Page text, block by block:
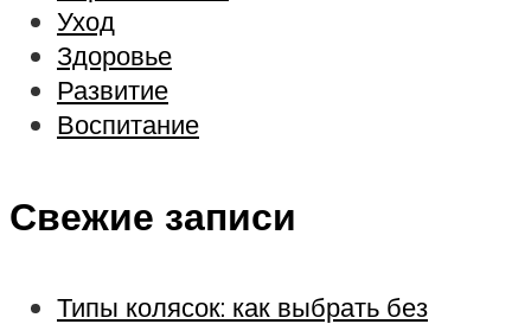
Уход
Здоровье
Развитие
Воспитание
Свежие записи
Типы колясок: как выбрать без